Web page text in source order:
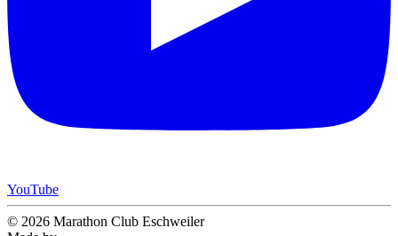
YouTube
© 2026 Marathon Club Eschweiler